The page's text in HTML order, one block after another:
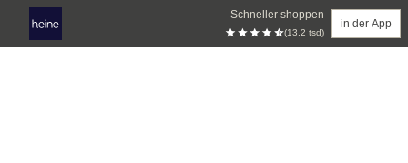
Schneller shoppen
(13.2 tsd)
in der App